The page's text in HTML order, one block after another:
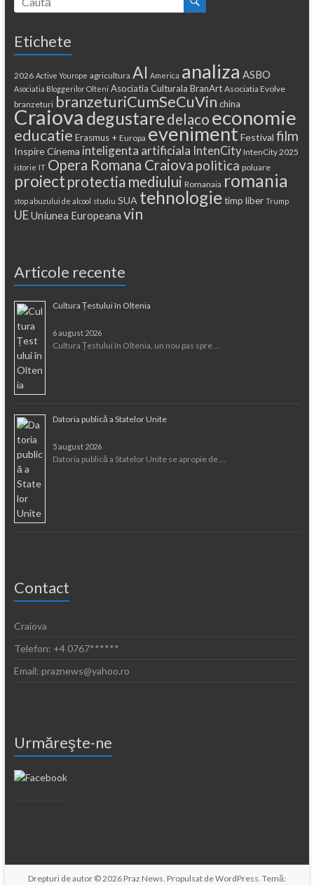
Etichete
2026 Active Yourope agricultura AI America analiza ASBO
Asociatia Bloggerilor Olteni Asociatia Culturala BranArt Asociatia Evolve
branzeturi branzeturiCumSeCuVin china
Craiova degustaredelaco economie
educatie Erasmus + Europa eveniment Festival film
Inspire Cinema inteligenta artificiala IntenCity IntenCity 2025
istorie IT Opera Romana Craiova politica poluare
proiect protectia mediului Romanaia romania
stop abuzului de alcool studiu SUA tehnologie timp liber Trump
UEUniunea Europeana vin
Articole recente
Cultura Țestului în Oltenia
6 august 2026
Cultura Țestului în Oltenia, un nou pas spre …
Datoria publică a Statelor Unite
5 august 2026
Datoria publică a Statelor Unite se apropie de …
Contact
Craiova
Telefon: +4 0767******
Email: praznews@yahoo.ro
Urmăreşte-ne
Drepturi de autor © 2026 Praz News. Propulsat deWordPress. Temă: